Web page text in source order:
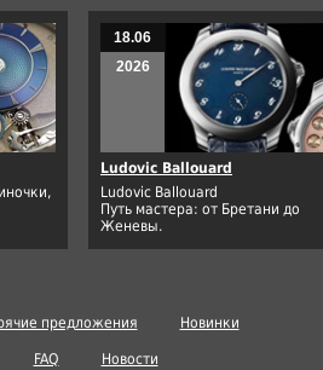
18.06
2026
Ludovic Ballouard
Ludovic Ballouard
Путь мастера: от Бретани до
Женевы.
предложения Новинки
FAQ Новости